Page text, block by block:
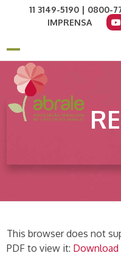
11 3149-5190 | 0800-
IMPRENSA
Open
mobile
menu
Close
mobile
menu
This browser does not
PDF to view it: Download